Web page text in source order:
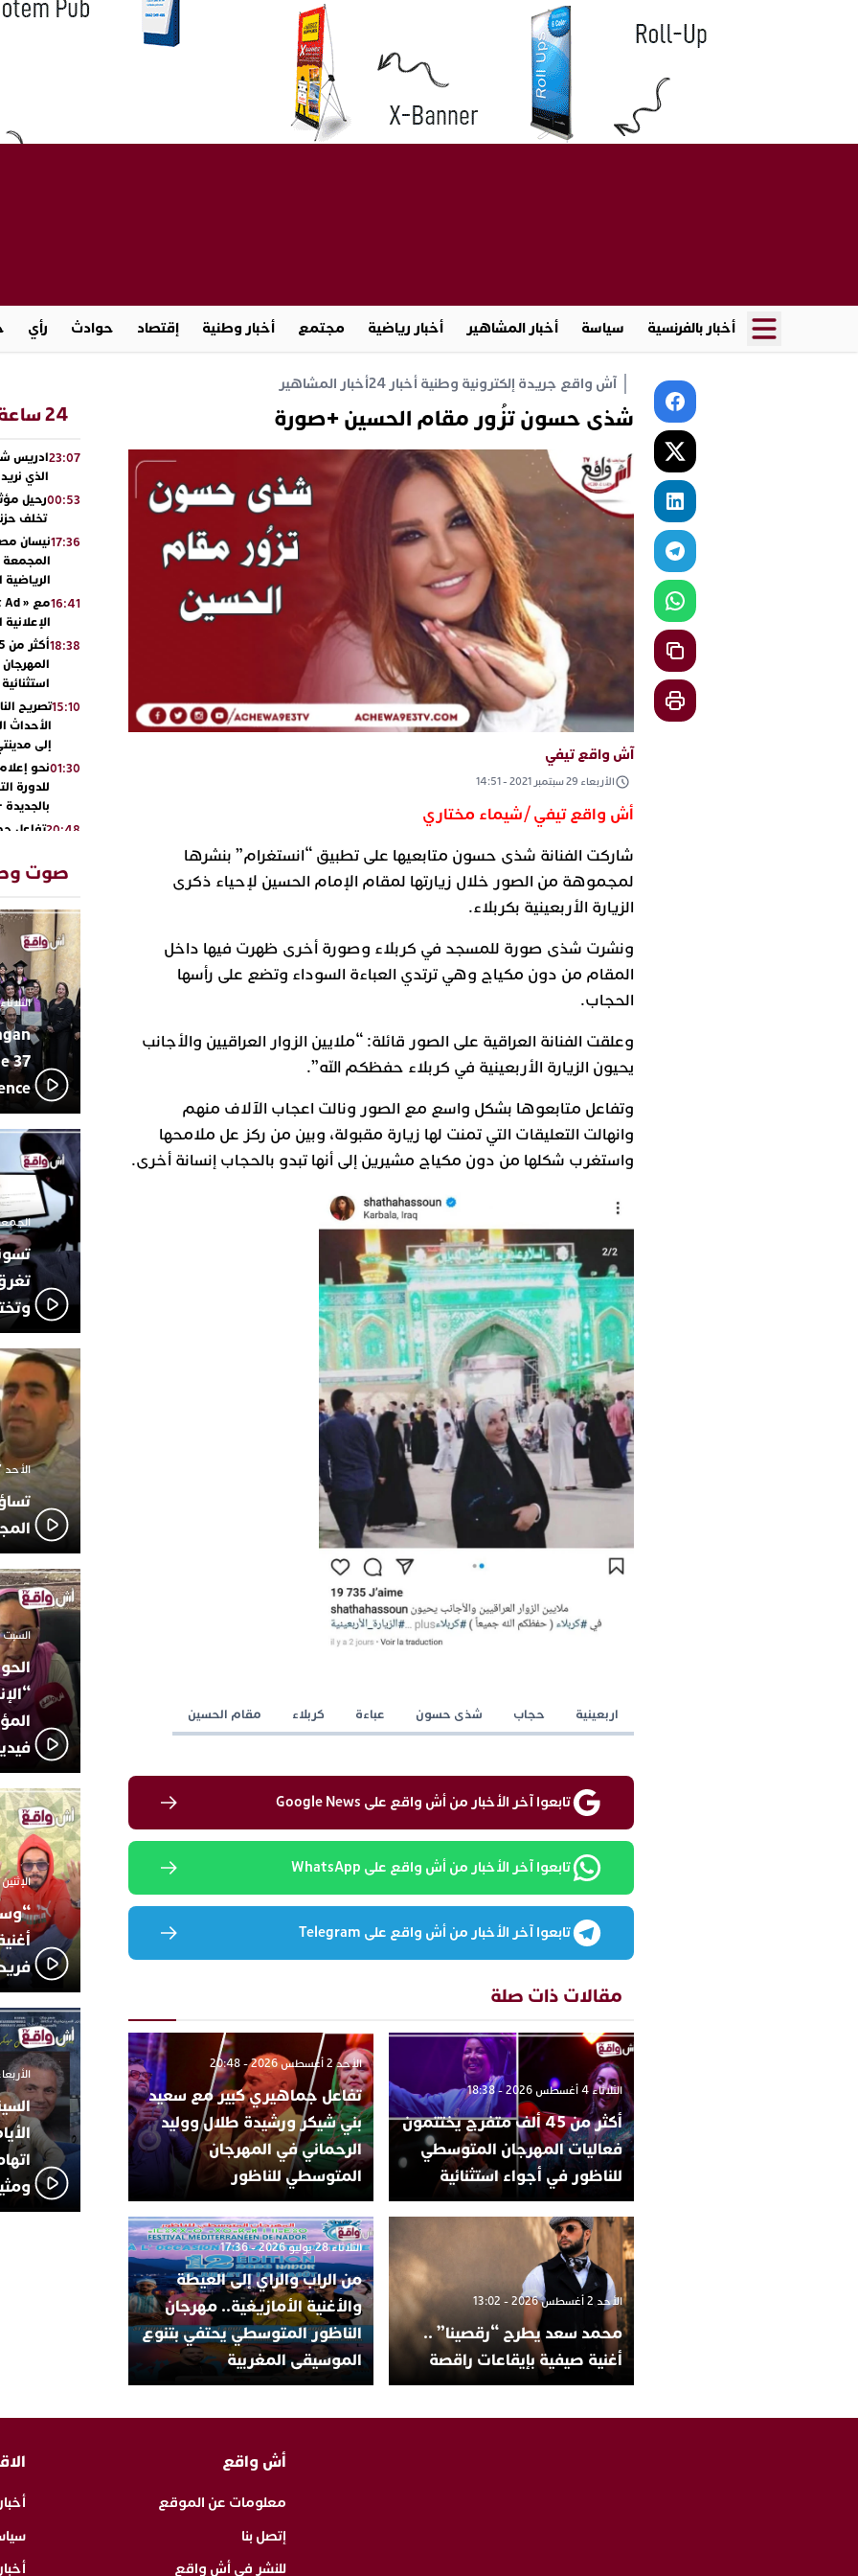
أخبار بالفرنسية سياسة أخبار المشاهير أخبار رياضية مجتمع أخبار وطنية إقتصاد حوادث رأي
آش واقع جريدة إلكترونية وطنية أخبار 24 أخبار المشاهير
شذى حسون تزُور مقام الحسين +صورة
آش واقع تيفي
الأربعاء 29 سبتمبر 2021 - 14:51
أش واقع تيفي /شيماء مختاري
شاركت الفنانة شذى حسون متابعيها على تطبيق “انستغرام” بنشرها
لمجموهة من الصور خلال زيارتها لمقام الإمام الحسين لإحياء ذكرى
الزيارة الأربعينية بكربلاء.
ونشرت شذى صورة للمسجد في كربلاء وصورة أخرى ظهرت فيها داخل
المقام من دون مكياج وهي ترتدي العباءة السوداء وتضع على رأسها
الحجاب.
وعلقت الفنانة العراقية على الصور قائلة: “ملايين الزوار العراقيين والأجانب
يحيون الزيارة الأربعينية في كربلاء حفظكم الله”.
وتفاعل متابعوها بشكل واسع مع الصور ونالت اعجاب الآلاف منهم
وانهالت التعليقات التي تمنت لها زيارة مقبولة، وبين من ركز عل ملامحها
واستغرب شكلها من دون مكياج مشيرين إلى أنها تبدو بالحجاب إنسانة أخرى.
اربعينية حجاب شذى حسون عباءة كربلاء مقام الحسين
تابعوا آخر الأخبار من أش واقع على Google News
تابعوا آخر الأخبار من أش واقع على WhatsApp
تابعوا آخر الأخبار من أش واقع على Telegram
مقالات ذات صلة
الثلاثاء 4 أغسطس 2026 - 18:38
أكثر من 45 ألف متفرج يختتمون
فعاليات المهرجان المتوسطي
للناظور في أجواء استثنائية
الأحد 2 أغسطس 2026 - 20:48
تفاعل جماهيري كبير مع سعيد
بني شيكر ورشيدة طلال ووليد
الرحماني في المهرجان
المتوسطي للناظور
الأحد 2 أغسطس 2026 - 13:02
محمد سعد يطرح “رقصينا” ..
أغنية صيفية بإيقاعات راقصة
الثلاثاء 28 يوليو 2026 - 17:36
من الراب والراي إلى العيطة
والأغنية الأمازيغية.. مهرجان
الناظور المتوسطي يحتفي بتنوع
الموسيقى المغربية
24 ساعة
23:07ادريس
الذي نريد
00:53رحيل
تخلف
17:36نيسان
المجمعة
16:41
18:38
استثنائية
15:10تصريح
الأحداث
إلى
01:30نحو
للدورة
20:48تفاعل
22:36 أبوظبي
العرش
بن زايد
13:30 دنيا
بأداء
19:11 يقظة
مثيرة
بالجديدة
17:27اتحاد
دورة
23:18ترسيخا
فعاليات
بمركز
صوت
الثلاثاء 10 مارس 2026 -
37
الجمعة 26 ديسمبر
الأحد 7 ديسمبر 2025 - 21:42
السبت 18 أكتوبر 2025 - 14:35
الإثنين 6 أكتوبر 2025 - 17:31
فريد
الأربعاء 24 سبتمبر 2025 -
أش واقع
معلومات عن الموقع
إتصل بنا
للنشر في أش واقع